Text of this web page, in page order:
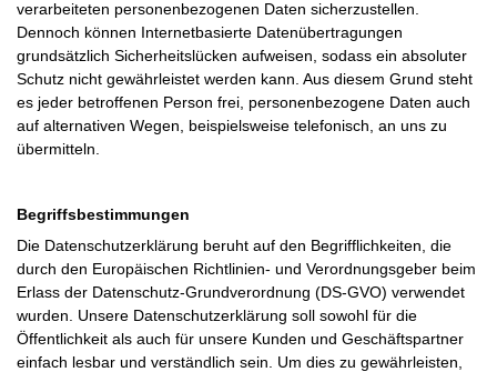
verarbeiteten personenbezogenen Daten sicherzustellen.
Dennoch können Internetbasierte Datenübertragungen
grundsätzlich Sicherheitslücken aufweisen, sodass ein absoluter
Schutz nicht gewährleistet werden kann. Aus diesem Grund steht
es jeder betroffenen Person frei, personenbezogene Daten auch
auf alternativen Wegen, beispielsweise telefonisch, an uns zu
übermitteln.
Begriffsbestimmungen
Die Datenschutzerklärung beruht auf den Begrifflichkeiten, die
durch den Europäischen Richtlinien- und Verordnungsgeber beim
Erlass der Datenschutz-Grundverordnung (DS-GVO) verwendet
wurden. Unsere Datenschutzerklärung soll sowohl für die
Öffentlichkeit als auch für unsere Kunden und Geschäftspartner
einfach lesbar und verständlich sein. Um dies zu gewährleisten,